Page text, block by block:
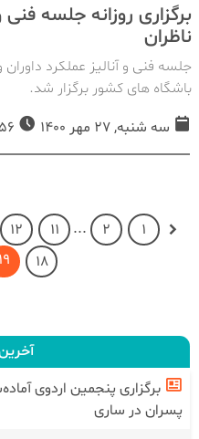
برگزاری روزانه جلسه فنی
ناظران
جلسه فنی و آنالیز عملکرد
باشگاه های کشور برگزار شد.
سه شنبه, 27 مهر 1400
1
2
...
11
12
18
19
پسران در ساری